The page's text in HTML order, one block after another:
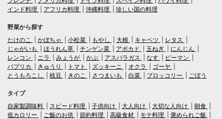
インド料理
アフリカ料理 沖縄料理 珍しい国の料理
野菜から探す
たけのこ
かぼちゃ 小松菜 もやし 大根 キャベツ
レタス
じゃがいも
ほうれん草 チンゲン菜 アボカド 玉ねぎ
にんじん
レンコン
ニラ みょうが かぶ アスパラガス なす
ピーマン
パプリカ
きゅうり トマト ズッキーニ オクラ
ゴーヤ
とうもろこし
枝豆 きのこ さつまいも 白菜 ブロッコリー ごぼう
タイプ
自家製調味料
スピード料理 子供向け 大人向け 大切な人向け
朝食
低カロリー
ご飯のお供 節約料理 高級食材 モテ料理
褒められご飯